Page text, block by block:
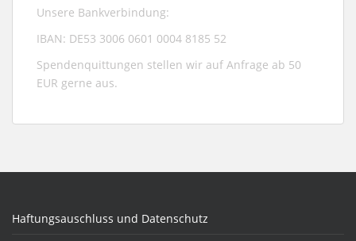
Unsere Bankverbindung:
IBAN: DE53 3006 0601 0004 8185 52
Spendenquittungen stellen wir auf Anfrage ab 50
EUR gerne aus.
Haftungsauschluss und Datenschutz